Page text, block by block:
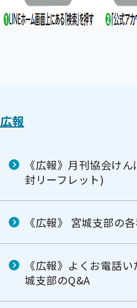
広報
《広報》月刊協会け
封リーフレット)
《広報》 宮城支部の
《広報》よくお電話
城支部のQ&A